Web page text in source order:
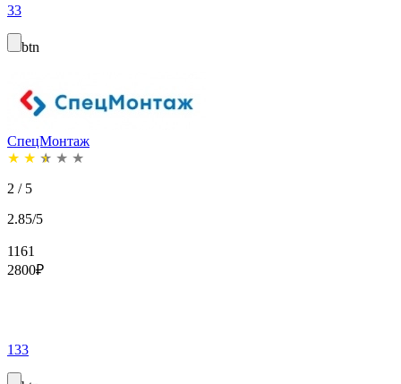
33
btn
СпецМонтаж
★ ★ ★ ★ ★
2 / 5
2.85/5
1161
2800₽
133